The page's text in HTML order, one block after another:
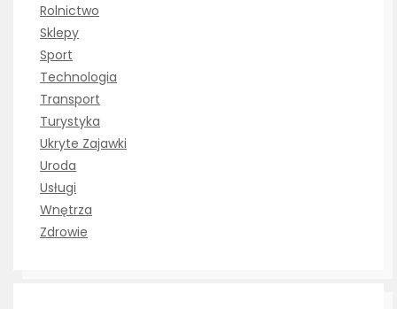
Rolnictwo
Sklepy
Sport
Technologia
Transport
Turystyka
Ukryte Zajawki
Uroda
Usługi
Wnętrza
Zdrowie